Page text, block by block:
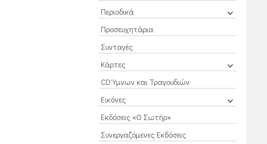
Περιοδικά
Προσευχητάρια
Συνταγές
Κάρτες
CD Ύμνων και Τραγουδιών
Εικόνες
Εκδόσεις «Ο Σωτήρ»
Συνεργαζόμενες Εκδόσεις